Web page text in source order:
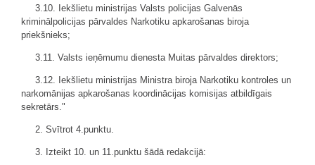
3.10. Iekšlietu ministrijas Valsts policijas Galvenās
kriminālpolicijas pārvaldes Narkotiku apkarošanas biroja
priekšnieks;
3.11. Valsts ieņēmumu dienesta Muitas pārvaldes direktors;
3.12. Iekšlietu ministrijas Ministra biroja Narkotiku kontroles un
narkomānijas apkarošanas koordinācijas komisijas atbildīgais
sekretārs."
2. Svītrot 4.punktu.
3. Izteikt 10. un 11.punktu šādā redakcijā: